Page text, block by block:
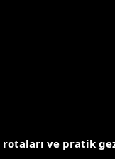
ve pratik